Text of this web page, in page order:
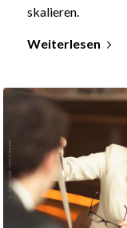
skalieren.
Weiterlesen